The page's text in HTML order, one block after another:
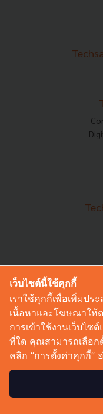
เว็บไซต์นี้ใช้คุกกี้
เราใช้คุกกี้เพื่อเพิ่มปร
เนื้อหาและโฆษณาให้
การเข้าใช้งานเว็บไซ
ที่ใด คุณสามารถเลือก
คลิก “การตั้งค่าคุกกี้”